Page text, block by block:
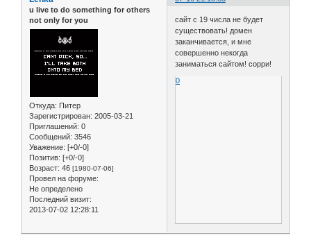
u live to do something for others
not only for you
Откуда: Питер
Зарегистрирован: 2005-03-21
Приглашений: 0
Сообщений: 3546
Уважение: [+0/-0]
Позитив: [+0/-0]
Возраст: 46 [1980-07-06]
Провел на форуме:
Не определено
Последний визит:
2013-07-02 12:28:11
сайт с 19 числа не будет
существовать! домен
заканчивается, и мне
совершенно некогда
заниматься сайтом! сорри!
0